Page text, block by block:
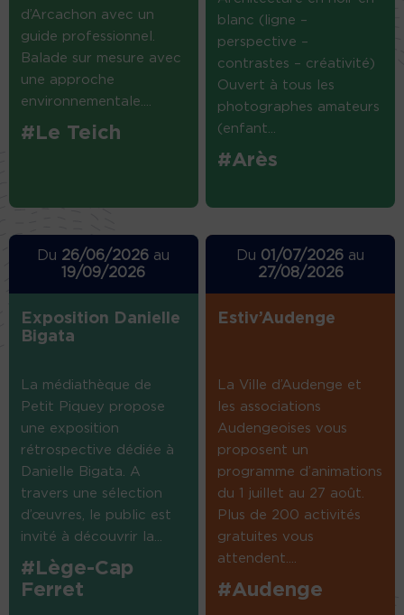
d’Arcachon avec un
guide professionnel.
Balade sur mesure avec
une approche
environnementale....
#Le Teich
blanc (ligne –
perspective –
contrastes – créativité)
Ouvert à tous les
photographes amateurs
(enfant...
#Arès
Du 26/06/2026 au
19/09/2026
Exposition Danielle
Bigata
La médiathèque de
Petit Piquey propose
une exposition
rétrospective dédiée à
Danielle Bigata. A
travers une sélection
d’œuvres, le public est
invité à découvrir la...
#Lège-Cap
Ferret
Du 01/07/2026 au
27/08/2026
Estiv’Audenge
La Ville d’Audenge et
les associations
Audengeoises vous
proposent un
programme d’animations
du 1 juillet au 27 août.
Plus de 200 activités
gratuites vous
attendent....
#Audenge